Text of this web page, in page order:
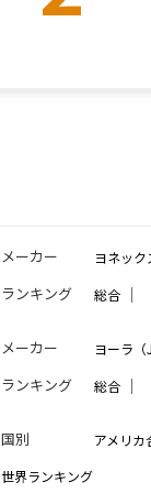
メーカー ヨネック
ランキング 総合 ｜
メーカー ヨーラ（
ランキング 総合 ｜
国別 アメリカ
世界ランキング